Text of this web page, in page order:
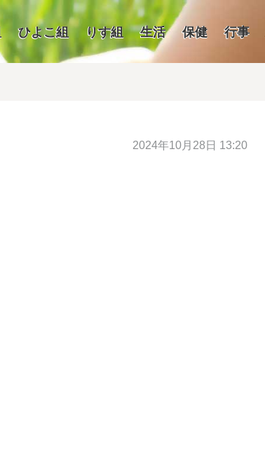
ひよこ組 りす組 生活 保健 行事
2024年10月28日 13:20